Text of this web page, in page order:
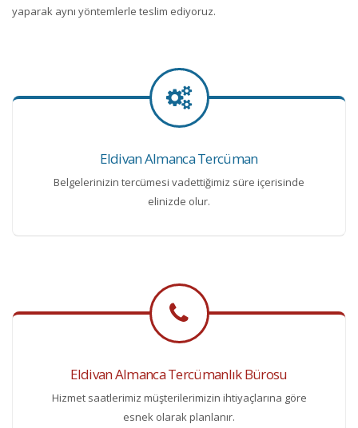
yaparak aynı yöntemlerle teslim ediyoruz.
Eldivan Almanca Tercüman
Belgelerinizin tercümesi vadettiğimiz süre içerisinde
elinizde olur.
Eldivan Almanca Tercümanlık Bürosu
Hizmet saatlerimiz müşterilerimizin ihtiyaçlarına göre
esnek olarak planlanır.